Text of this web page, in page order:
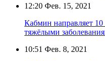
12:20 Фев. 15, 2021
Кабмин направляет
тяжёлыми
10:51 Фев. 8, 2021